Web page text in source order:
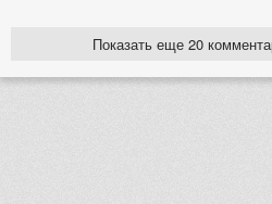
Показать еще 20